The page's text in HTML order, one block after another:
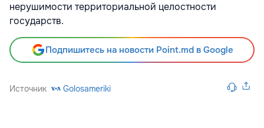
нерушимости территориальной целостности
государств.
Подпишитесь на новости Point.md в Google
Источник Golosameriki